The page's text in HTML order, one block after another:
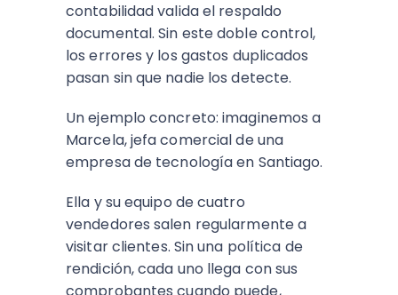
contabilidad valida el respaldo
documental. Sin este doble control,
los errores y los gastos duplicados
pasan sin que nadie los detecte.
Un ejemplo concreto: imaginemos a
Marcela, jefa comercial de una
empresa de tecnología en Santiago.
Ella y su equipo de cuatro
vendedores salen regularmente a
visitar clientes. Sin una política de
rendición, cada uno llega con sus